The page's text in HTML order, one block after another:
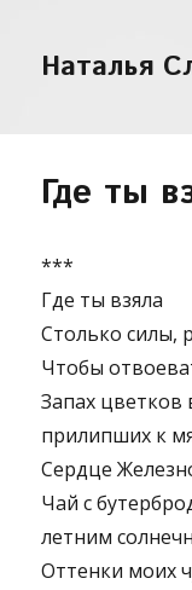
Наталья
Где ты
***
Где ты взяла
Столько силы,
Чтобы
Запах цветков
прилипших к
Сердце
Чай с
летним
Оттенки моих